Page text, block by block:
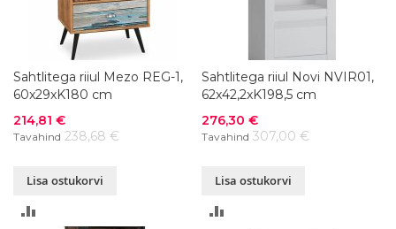
Sahtlitega riiul Mezo REG-1,
60x29xK180 cm
Soodushind
214,81 €
Tavahind 238,68 €
Lisa ostukorvi
Sahtlitega riiul Novi NVIR01,
62x42,2xK198,5 cm
Soodushind
276,30 €
Tavahind 307,00 €
Lisa ostukorvi